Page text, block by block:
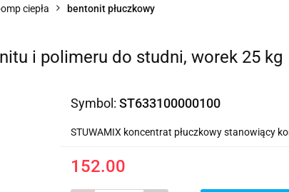
ciepła bentonit płuczkowy
i polimeru do studni, worek 25 kg
Symbol: ST633100000100
STUWAMIX koncentrat płuczkowy stanowiący
152.00